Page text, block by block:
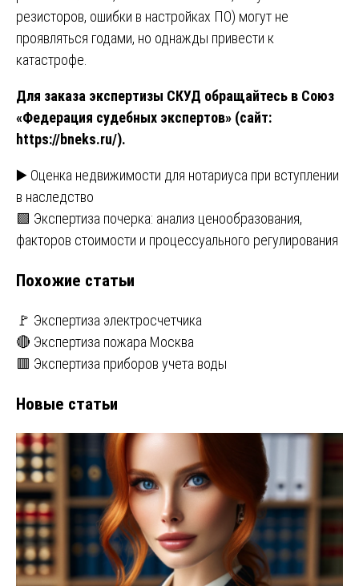
резисторов, ошибки в настройках ПО) могут не
проявляться годами, но однажды привести к
катастрофе.
Для заказа экспертизы СКУД обращайтесь в Союз
«Федерация судебных экспертов» (сайт:
https://bneks.ru/).
Навигация
по
записям
▶️ Оценка недвижимости для нотариуса при вступлении
в наследство
🟩 Экспертиза почерка: анализ ценообразования,
факторов стоимости и процессуального регулирования
Похожие статьи
🚩 Экспертиза электросчетчика
🔴 Экспертиза пожара Москва
🟥 Экспертиза приборов учета воды
Новые статьи